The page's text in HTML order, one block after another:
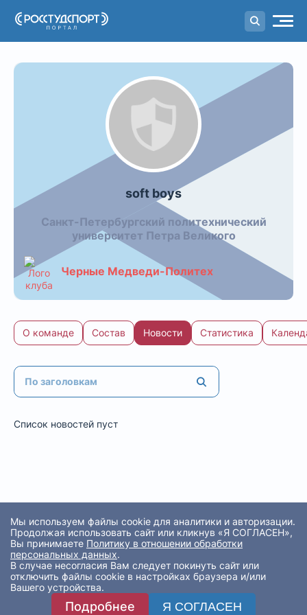
Порталстуденческого спорта
soft boys
Санкт-Петербургский политехнический
университет Петра Великого
Черные Медведи-Политех
О команде Состав Новости Статистика
Список новостей пуст
Мы используем файлы cookie для аналитики и авторизации.
Продолжая использовать сайт или кликнув «Я СОГЛАСЕН»,
Вы принимаете Политику в отношении обработки
персональных данных.
В случае несогласия Вам следует покинуть сайт или
отключить файлы cookie в настройках браузера и/или
Вашего устройства.
Подробнее Я СОГЛАСЕН